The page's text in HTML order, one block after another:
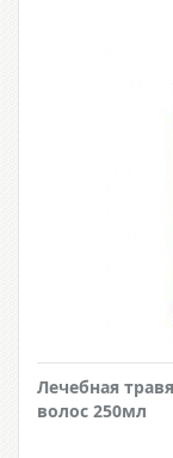
Лечебная
волос 250мл